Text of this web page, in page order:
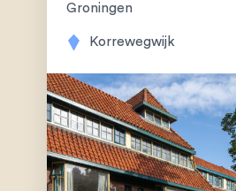
Groningen
Korrewegwijk